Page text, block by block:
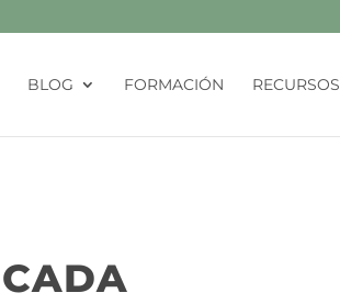
BLOG FORMACIÓN RECURSOS